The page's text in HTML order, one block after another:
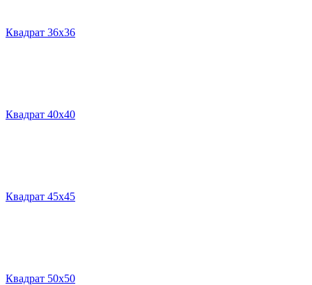
Квадрат 36х36
Квадрат 40х40
Квадрат 45х45
Квадрат 50х50